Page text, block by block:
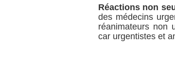
Réactions non
des médecins
réanimateurs non
car urgentistes et